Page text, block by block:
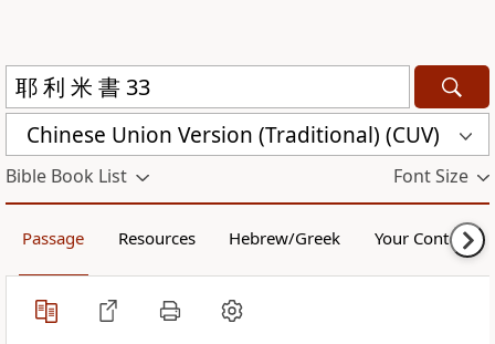
Chinese Union Version (Traditional) (CUV)
Bible Book List Font Size
Passage Resources Hebrew/Greek Your Content